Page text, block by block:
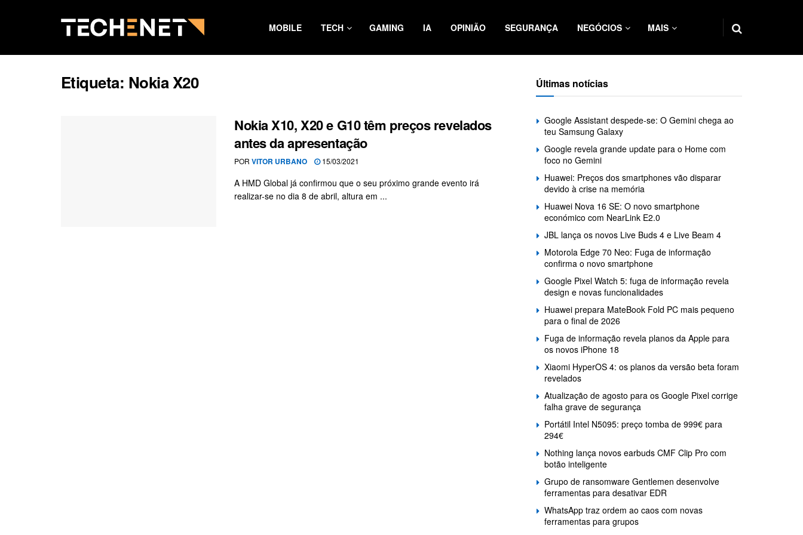
MOBILE TECH GAMING IA OPINIÃO SEGURANÇA NEGÓCIOS MAIS
Etiqueta: Nokia X20
Nokia X10, X20 e G10 têm preços revelados
antes da apresentação
POR VITOR URBANO 15/03/2021
A HMD Global já confirmou que o seu próximo grande evento irá
realizar-se no dia 8 de abril, altura em ...
Últimas notícias
Google Assistant despede-se: O Gemini chega ao
teu Samsung Galaxy
Google revela grande update para o Home com
foco no Gemini
Huawei: Preços dos smartphones vão disparar
devido à crise na memória
Huawei Nova 16 SE: O novo smartphone
económico com NearLink E2.0
JBL lança os novos Live Buds 4 e Live Beam 4
Motorola Edge 70 Neo: Fuga de informação
confirma o novo smartphone
Google Pixel Watch 5: fuga de informação revela
design e novas funcionalidades
Huawei prepara MateBook Fold PC mais pequeno
para o final de 2026
Fuga de informação revela planos da Apple para
os novos iPhone 18
Xiaomi HyperOS 4: os planos da versão beta foram
revelados
Atualização de agosto para os Google Pixel corrige
falha grave de segurança
Portátil Intel N5095: preço tomba de 999€ para
294€
Nothing lança novos earbuds CMF Clip Pro com
botão inteligente
Grupo de ransomware Gentlemen desenvolve
ferramentas para desativar EDR
WhatsApp traz ordem ao caos com novas
ferramentas para grupos